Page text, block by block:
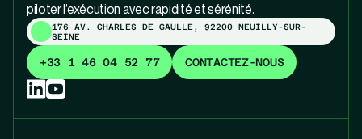
piloter l’exécution avec rapidité et sérénité.
176 AV. CHARLES DE GAULLE, 92200 NEUILLY-SUR-
SEINE
+33 1 46 04 52 77 CONTACTEZ-NOUS